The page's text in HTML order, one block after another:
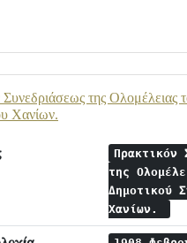
της Ολομέλειας
Χανίων.
Πρακτικόν
της
Δημοτικού
Χανίων.